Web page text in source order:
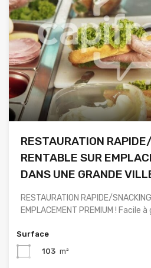
RESTAURATION
RENTABLE SUR
DANS UNE GRANDE
RESTAURATION RAPIDE/
EMPLACEMENT PREMIUM ! Facile
Surface
103 m²